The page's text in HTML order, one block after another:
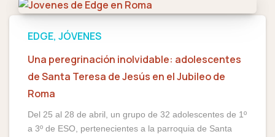
EDGE JÓVENES
Una peregrinación inolvidable: adolescentes
de Santa Teresa de Jesús en el Jubileo de
Roma
Del 25 al 28 de abril, un grupo de 32 adolescentes de 1º
a 3º de ESO, pertenecientes a la parroquia de Santa